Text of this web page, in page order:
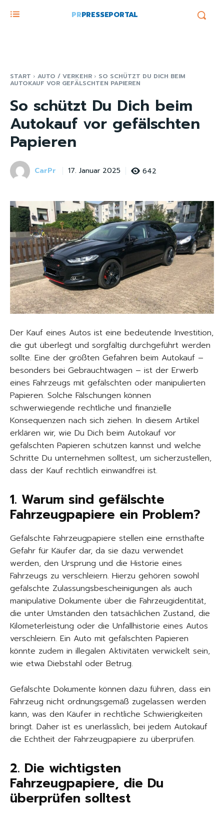
PRPRESSEPORTAL
START AUTO / VERKEHR SO SCHÜTZT DU DICH BEIM
AUTOKAUF VOR GEFÄLSCHTEN PAPIEREN
So schützt Du Dich beim
Autokauf vor gefälschten
Papieren
CarPr 17. Januar 2025 642
Der Kauf eines Autos ist eine bedeutende Investition,
die gut überlegt und sorgfältig durchgeführt werden
sollte. Eine der größten Gefahren beim Autokauf –
besonders bei Gebrauchtwagen – ist der Erwerb
eines Fahrzeugs mit gefälschten oder manipulierten
Papieren. Solche Fälschungen können
schwerwiegende rechtliche und finanzielle
Konsequenzen nach sich ziehen. In diesem Artikel
erklären wir, wie Du Dich beim Autokauf vor
gefälschten Papieren schützen kannst und welche
Schritte Du unternehmen solltest, um sicherzustellen,
dass der Kauf rechtlich einwandfrei ist.
1. Warum sind gefälschte
Fahrzeugpapiere ein Problem?
Gefälschte Fahrzeugpapiere stellen eine ernsthafte
Gefahr für Käufer dar, da sie dazu verwendet
werden, den Ursprung und die Historie eines
Fahrzeugs zu verschleiern. Hierzu gehören sowohl
gefälschte Zulassungsbescheinigungen als auch
manipulative Dokumente über die Fahrzeugidentität,
die unter Umständen den tatsächlichen Zustand, die
Kilometerleistung oder die Unfallhistorie eines Autos
verschleiern. Ein Auto mit gefälschten Papieren
könnte zudem in illegalen Aktivitäten verwickelt sein,
wie etwa Diebstahl oder Betrug.
Gefälschte Dokumente können dazu führen, dass ein
Fahrzeug nicht ordnungsgemäß zugelassen werden
kann, was den Käufer in rechtliche Schwierigkeiten
bringt. Daher ist es unerlässlich, bei jedem Autokauf
die Echtheit der Fahrzeugpapiere zu überprüfen.
2. Die wichtigsten
Fahrzeugpapiere, die Du
überprüfen solltest